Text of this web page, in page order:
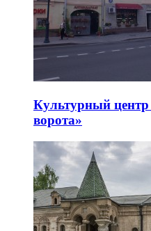
Культурный
ворота»